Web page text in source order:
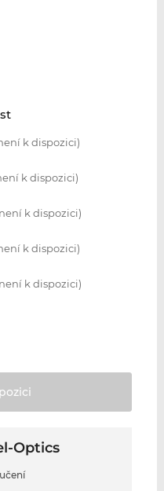
k dispozici)
k dispozici)
k dispozici)
k dispozici)
k dispozici)
Optics